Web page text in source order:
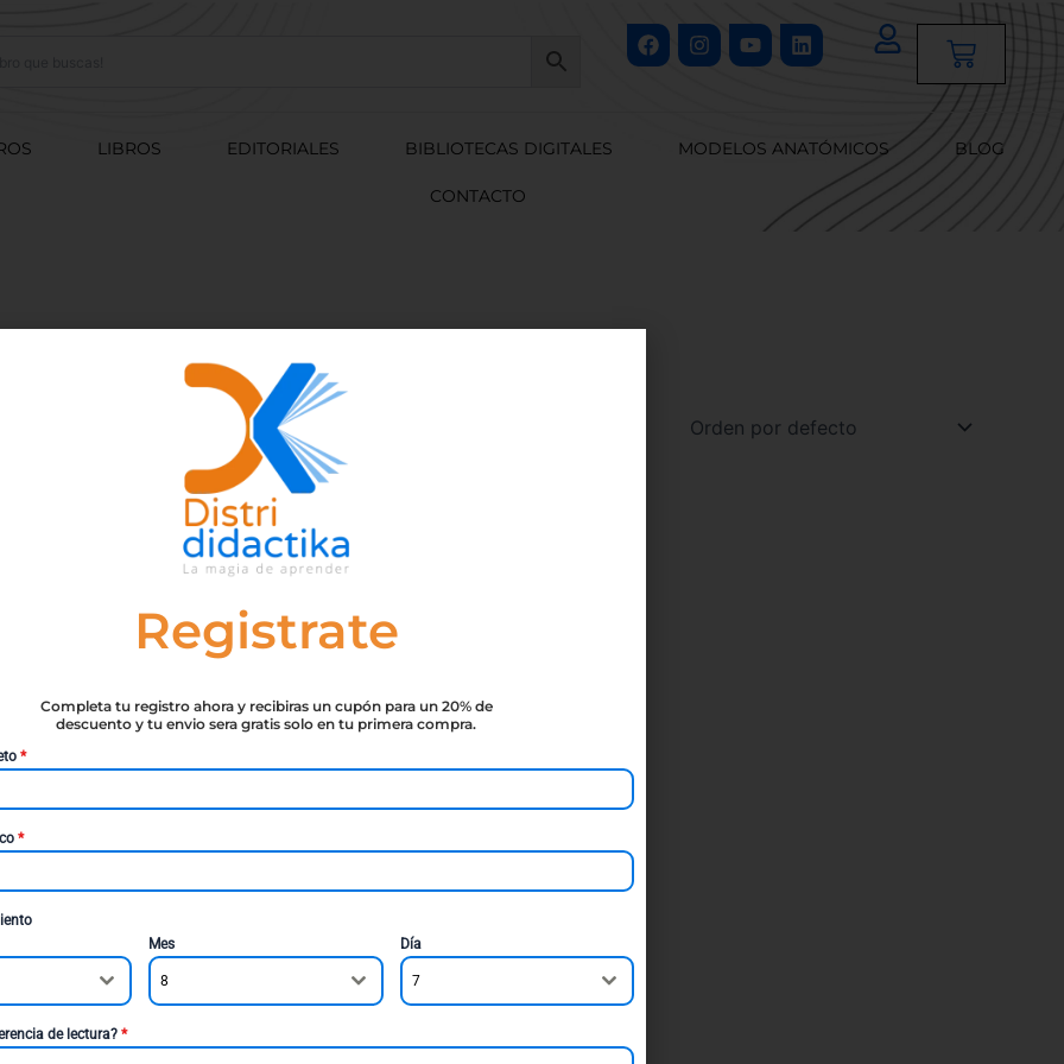
FacebookInstagram
YoutubeLinkedin
Cart
LIBROS EDITORIALES BIBLIOTECAS DIGITALES MODELOS ANATÓMICOS BLOG
CONTACTO
Registrate
Completa tu registro ahora y recibiras un cupón para un 20% de
descuento y tu envio sera gratis solo en tu primera compra.
*
*
Mes
8
Día
7
de lectura? *